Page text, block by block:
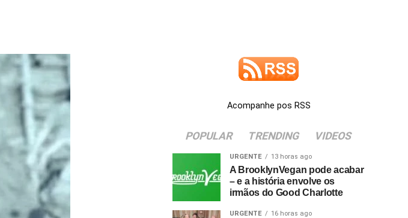
Acompanhe pos RSS
POPULAR TRENDING VIDEOS
URGENTE 13 horas ago
A BrooklynVegan pode acabar
– e a história envolve os
irmãos do Good Charlotte
URGENTE 16 horas ago